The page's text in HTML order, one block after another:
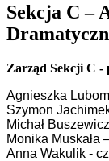
Sekcja C –
Zarząd Sekcji C -
Agnieszka
Szymon
Michał
Monika Muskała
Anna Wakulik -